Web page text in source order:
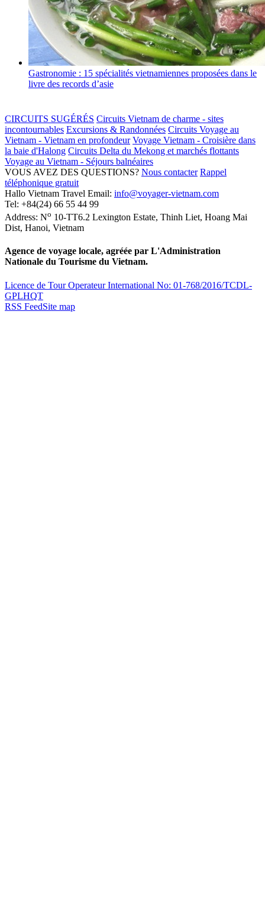
Gastronomie : 15 spécialités vietnamiennes proposées dans le
livre des records d’asie
CIRCUITS SUGÉRÉS Circuits Vietnam de charme - sites
incontournables Excursions & Randonnées Circuits Voyage au
Vietnam - Vietnam en profondeur Voyage Vietnam - Croisière dans
la baie d'Halong Circuits Delta du Mekong et marchés flottants
Voyage au Vietnam - Séjours balnéaires
VOUS AVEZ DES QUESTIONS? Nous contacter Rappel
téléphonique gratuit
Hallo Vietnam Travel Email: info@voyager-vietnam.com
Tel: +84(24) 66 55 44 99
Address: No 10-TT6.2 Lexington Estate, Thinh Liet, Hoang Mai
Dist, Hanoi, Vietnam
Agence de voyage locale, agréée par L'Administration
Nationale du Tourisme du Vietnam.
Licence de Tour Operateur International No: 01-768/2016/TCDL-
GPLHQT
RSS FeedSite map